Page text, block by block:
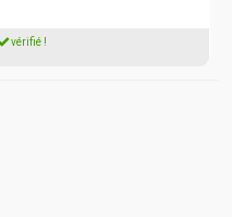
vérifié !